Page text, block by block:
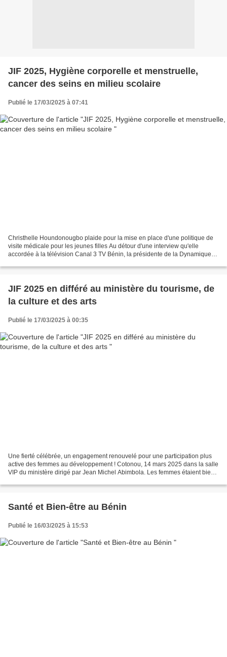
JIF 2025, Hygiène corporelle et menstruelle,
cancer des seins en milieu scolaire
Publié le 17/03/2025 à 07:41
Christhelle Houndonougbo plaide pour la mise en place d'une politique de
visite médicale pour les jeunes filles Au détour d'une interview qu'elle
accordée à la télévision Canal 3 TV Bénin, la présidente de la Dynamique
JIF 2025 en différé au ministère du tourisme, de
la culture et des arts
Publié le 17/03/2025 à 00:35
Une fierté célébrée, un engagement renouvelé pour une participation plus
active des femmes au développement ! Cotonou, 14 mars 2025 dans la salle
VIP du ministère dirigé par Jean Michel Abimbola. Les femmes étaient bien
Santé et Bien-être au Bénin
Publié le 16/03/2025 à 15:53